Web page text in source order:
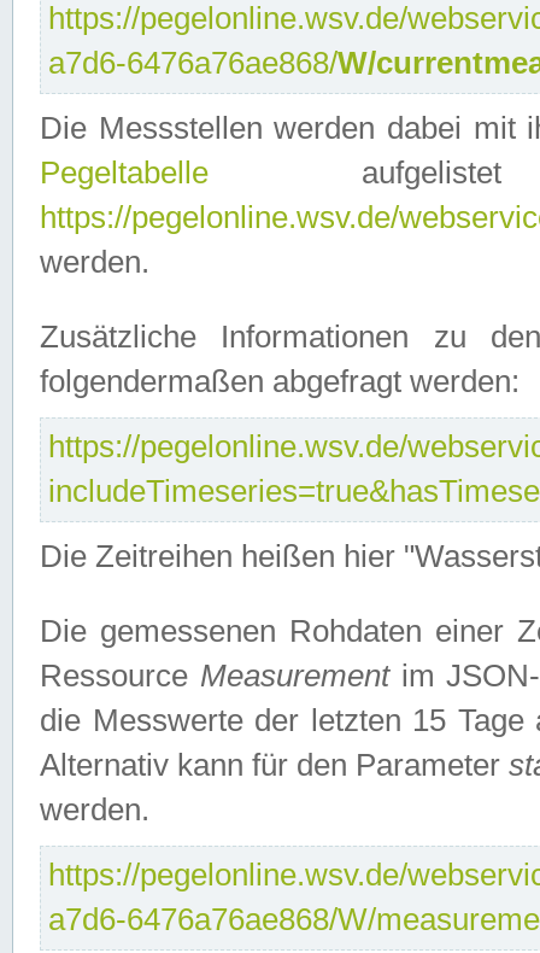
https://pegelonline.wsv.de/
a7d6-6476a76ae868/W/
Die Messstellen werden dabei mit
Pegeltabelle
https://pegelonline.wsv.de/
werden.
Zusätzliche Informationen zu
folgendermaßen abgefragt werden:
https://pegelonline.wsv.de/
Die Zeitreihen heißen hier
Die gemessenen Rohdaten einer
Ressource Measurementim JSON-
die Messwerte der letzten 15
Alternativ kann für den Parameter
werden.
https://pegelonline.wsv.de/
a7d6-6476a76ae868/W/